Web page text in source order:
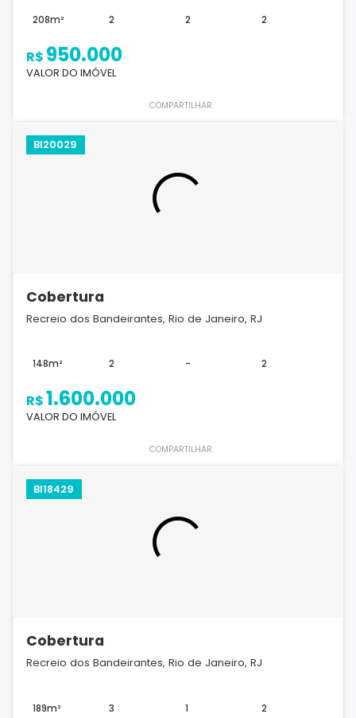
208m² 2 2 2
R$ 950.000
VALOR DO IMÓVEL
COMPARTILHAR
BI20029
Cobertura
Recreio dos Bandeirantes, Rio de Janeiro, RJ
148m² 2 - 2
R$1.600.000
VALOR DO IMÓVEL
COMPARTILHAR
BI18429
Cobertura
Recreio dos Bandeirantes, Rio de Janeiro, RJ
189m² 3 1 2